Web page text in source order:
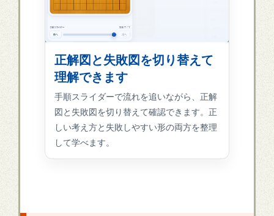
正解図と失敗図を切り替えて
理解できます
手順スライダーで流れを追いながら、正解
図と失敗図を切り替えて確認できます。正
しい考え方と失敗しやすい形の両方を整理
して学べます。